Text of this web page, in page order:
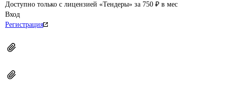
Доступно только с лицензией «Тендеры» за 750 ₽ в мес
Вход
Регистрация